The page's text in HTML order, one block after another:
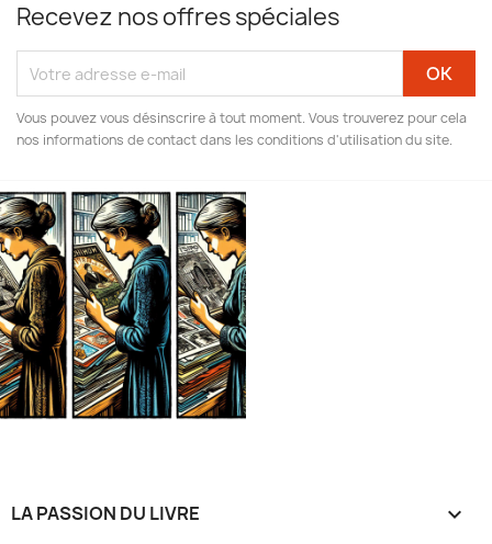
Recevez nos offres spéciales
Vous pouvez vous désinscrire à tout moment. Vous trouverez pour cela
nos informations de contact dans les conditions d'utilisation du site.
LA PASSION DU LIVRE 